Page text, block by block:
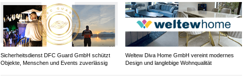
Sicherheitsdienst DFC Guard GmbH schützt
Objekte, Menschen und Events zuverlässig
Weltew Diva Home GmbH vereint modernes
Design und langlebige Wohnqualität